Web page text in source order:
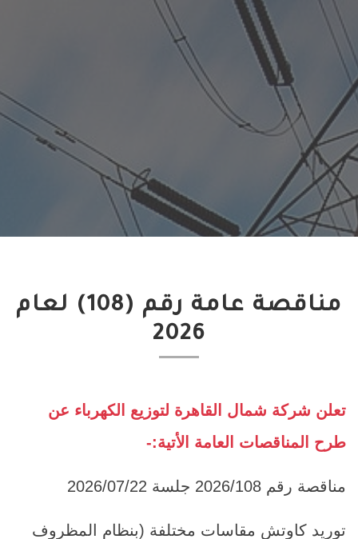
مناقصة عامة رقم (108) لعام
2026
تعلن شركة شمال القاهرة لتوزيع الكهرباء عن
طرح المناقصات العامة الأتية:-
مناقصة رقم 2026/108 جلسة 2026/07/22
توريد كاوتش مقاسات مختلفة (بنظام المظروف